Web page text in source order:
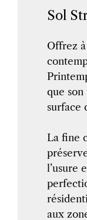
Sol
Offrez
que
surface
La fine
l’usure
aux